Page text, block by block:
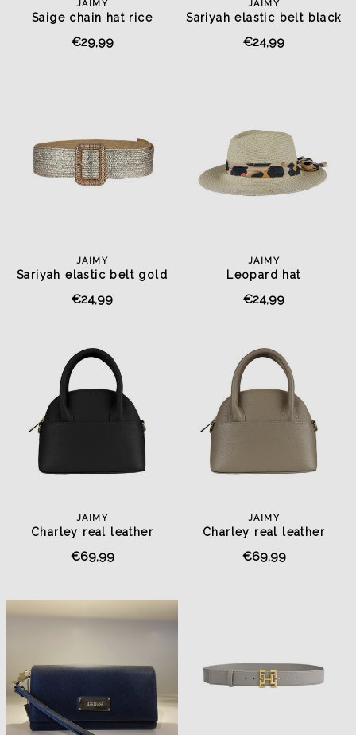
JAIMY
Saige chain hat rice
€29,99
JAIMY
Sariyah elastic belt black
€24,99
JAIMY
Sariyah elastic belt gold
€24,99
JAIMY
Leopard hat
€24,99
JAIMY
Charley real leather
€69,99
JAIMY
Charley real leather
€69,99